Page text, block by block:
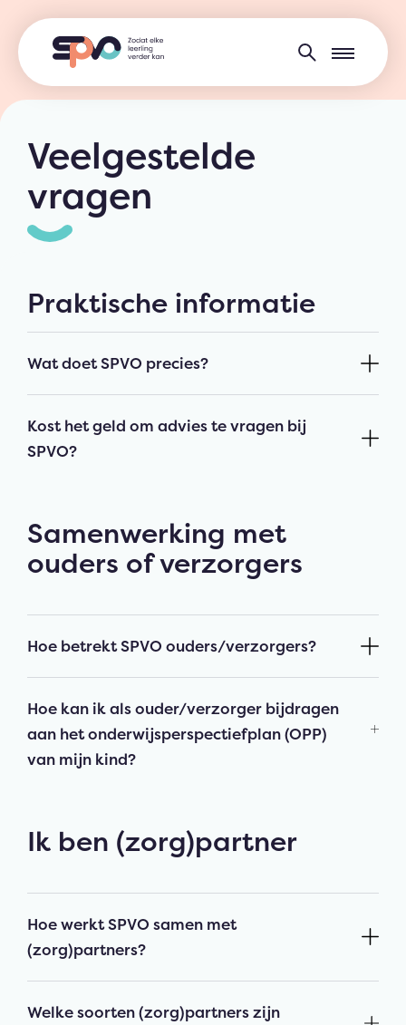
Veelgestelde
vragen
Praktische informatie
Wat doet SPVO precies?
Kost het geld om advies te vragen bij
SPVO?
Samenwerking met
ouders of verzorgers
Hoe betrekt SPVO ouders/verzorgers?
Hoe kan ik als ouder/verzorger bijdragen
aan het onderwijsperspectiefplan (OPP)
van mijn kind?
Ik ben (zorg)partner
Hoe werkt SPVO samen met
(zorg)partners?
Welke soorten (zorg)partners zijn